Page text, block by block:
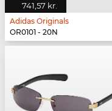
741,57 kr.
Adidas Originals
OR0101 - 20N